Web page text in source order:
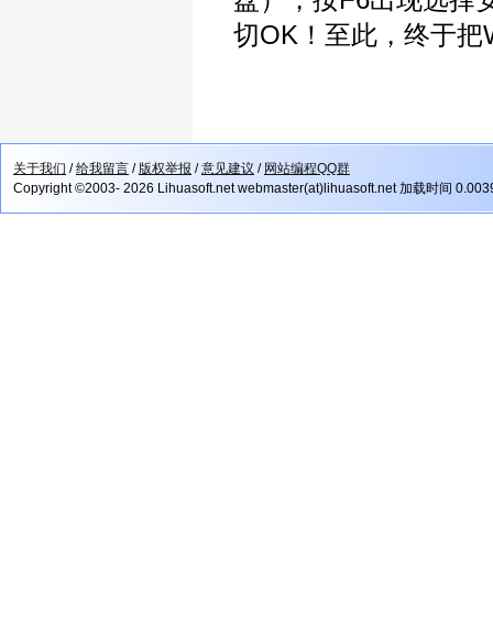
切OK！至此，终于把
关于我们 /给我留言 /版权举报 /意见建议 / 网站编程QQ群
Copyright ©2003- 2026 Lihuasoft.net webmaster(at)lihuasoft.net 加载时间